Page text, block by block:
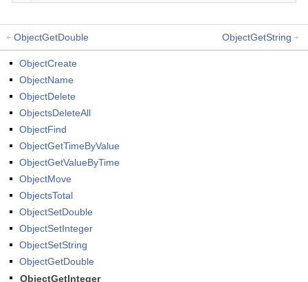
ObjectGetDouble ObjectGetString
ObjectCreate
ObjectName
ObjectDelete
ObjectsDeleteAll
ObjectFind
ObjectGetTimeByValue
ObjectGetValueByTime
ObjectMove
ObjectsTotal
ObjectSetDouble
ObjectSetInteger
ObjectSetString
ObjectGetDouble
ObjectGetInteger